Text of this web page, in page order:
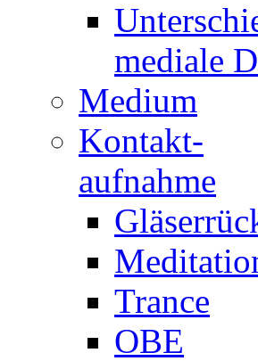
mediale
Medium
Kontakt-
aufnahme
Trance
OBE